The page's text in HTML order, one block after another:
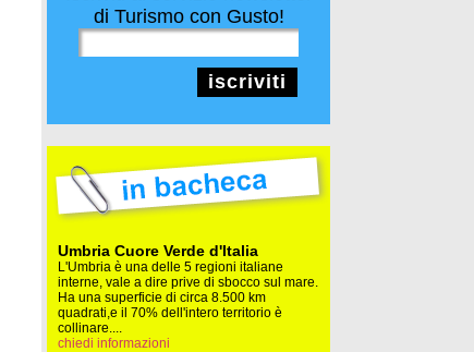
di Turismo con Gusto!
iscriviti
Umbria Cuore Verde d'Italia
L'Umbria è una delle 5 regioni italiane
interne, vale a dire prive di sbocco sul mare.
Ha una superficie di circa 8.500 km
quadrati,e il 70% dell'intero territorio è
collinare....
chiedi informazioni